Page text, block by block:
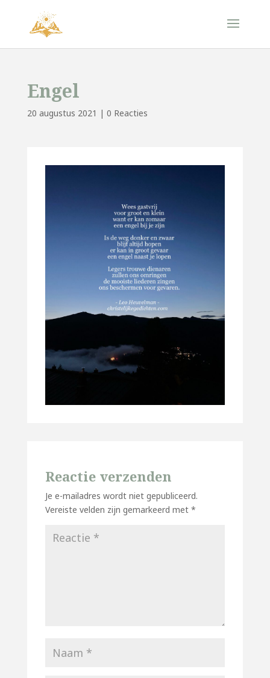
Engel
20 augustus 2021 | 0 Reacties
Reactie verzenden
Je e-mailadres wordt niet gepubliceerd.
Vereiste velden zijn gemarkeerd met *